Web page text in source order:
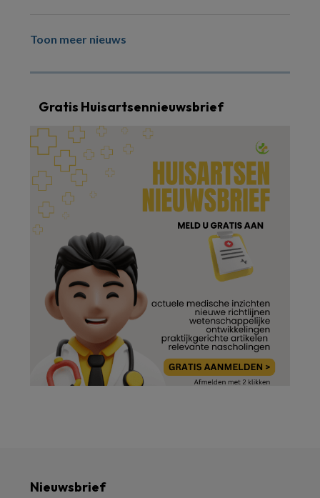
Toon meer nieuws
Gratis Huisartsennieuwsbrief
Nieuwsbrief